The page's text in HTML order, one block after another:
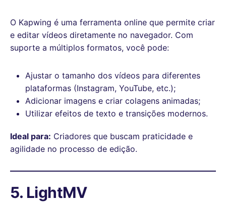
O Kapwing é uma ferramenta online que permite criar
e editar vídeos diretamente no navegador. Com
suporte a múltiplos formatos, você pode:
Ajustar o tamanho dos vídeos para diferentes
plataformas (Instagram, YouTube, etc.);
Adicionar imagens e criar colagens animadas;
Utilizar efeitos de texto e transições modernos.
Ideal para: Criadores que buscam praticidade e
agilidade no processo de edição.
5. LightMV